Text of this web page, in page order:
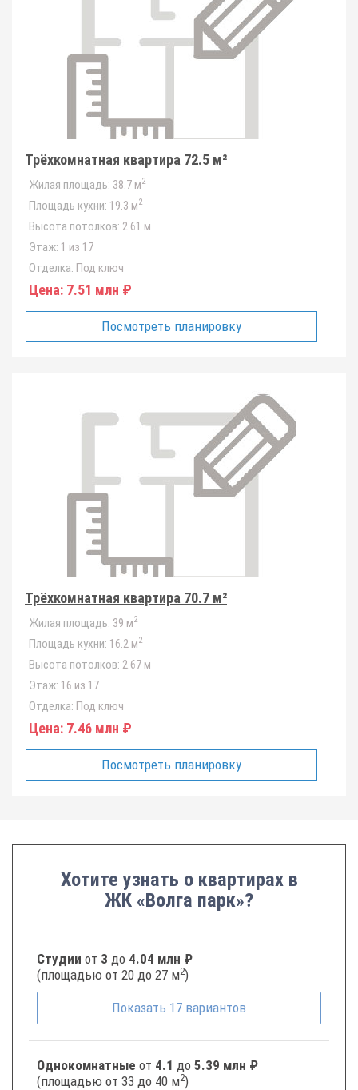
Трёхкомнатная квартира 72.5 м²
Жилая площадь: 38.7 м2
Площадь кухни: 19.3 м2
Высота потолков: 2.61 м
Этаж: 1 из 17
Отделка: Под ключ
Цена: 7.51 млн ₽
Посмотреть планировку
Трёхкомнатная квартира 70.7 м²
Жилая площадь: 39 м2
Площадь кухни: 16.2 м2
Высота потолков: 2.67 м
Этаж: 16 из 17
Отделка: Под ключ
Цена: 7.46 млн ₽
Посмотреть планировку
Хотите узнать о квартирах в
ЖК «Волга парк»?
Студии от 3 до 4.04 млн ₽
(площадью от 20 до 27 м2)
Показать 17 вариантов
Однокомнатные от 4.1 до 5.39 млн ₽
(площадью от 33 до 40 м2)